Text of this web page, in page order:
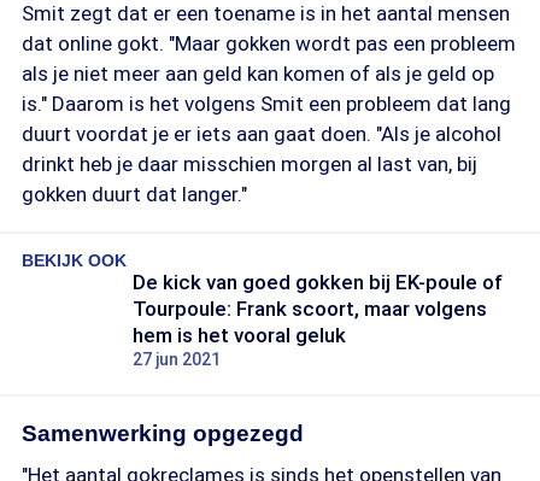
Smit zegt dat er een toename is in het aantal mensen
dat online gokt. "Maar gokken wordt pas een probleem
als je niet meer aan geld kan komen of als je geld op
is." Daarom is het volgens Smit een probleem dat lang
duurt voordat je er iets aan gaat doen. "Als je alcohol
drinkt heb je daar misschien morgen al last van, bij
gokken duurt dat langer."
BEKIJK OOK
De kick van goed gokken bij EK-poule of
Tourpoule: Frank scoort, maar volgens
hem is het vooral geluk
27 jun 2021
Samenwerking opgezegd
"Het aantal gokreclames is sinds het openstellen van